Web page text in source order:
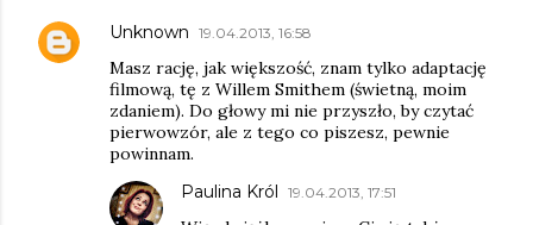
Unknown 19.04.2013, 16:58
Masz rację, jak większość, znam tylko adaptację
filmową, tę z Willem Smithem (świetną, moim
zdaniem). Do głowy mi nie przyszło, by czytać
pierwowzór, ale z tego co piszesz, pewnie
powinnam.
Paulina Król 19.04.2013, 17:51